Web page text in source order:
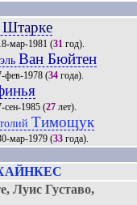
Штарке
мар-1981 (31 год).
Ван Бюйтен
фев-1978 (34 года).
сен-1985 (27 лет).
Тимощук
мар-1979 (33 года).
Луис Густаво,